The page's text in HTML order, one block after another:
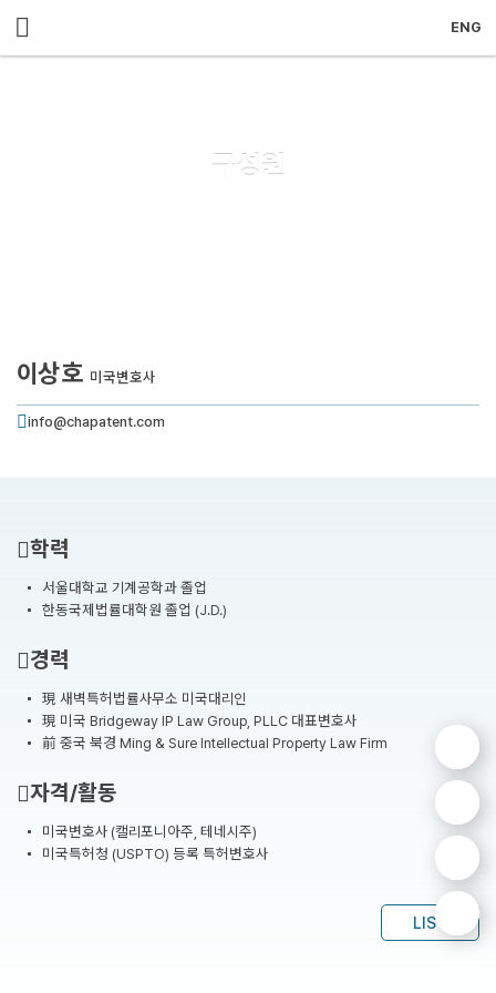
ENG
구성원
이상호 미국변호사
info@chapatent.com
학력
서울대학교 기계공학과 졸업
한동국제법률대학원 졸업 (J.D.)
경력
現 새벽특허법률사무소 미국대리인
現 미국 Bridgeway IP Law Group, PLLC 대표변호사
前 중국 북경 Ming & Sure Intellectual Property Law Firm
자격/활동
미국변호사 (캘리포니아주, 테네시주)
미국특허청 (USPTO) 등록 특허변호사
LIST